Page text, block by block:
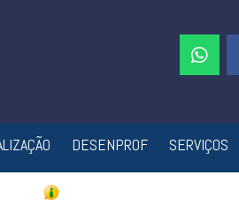
DESENPROF SERVIÇOS